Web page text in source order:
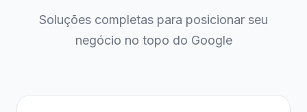
Soluções completas para posicionar seu
negócio no topo do Google